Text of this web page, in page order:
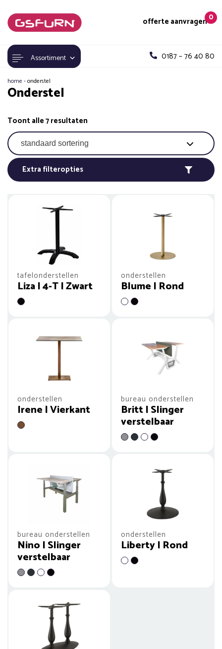
offerte aanvragen0
Assortiment 0187 – 76 40 80
home -onderstel
Onderstel
Toont alle 7 resultaten
Extra filteropties
tafelonderstellen
Liza | 4-T | Zwart
onderstellen
Blume | Rond
onderstellen
Irene | Vierkant
bureau onderstellen
Britt | Slinger
verstelbaar
bureau onderstellen
Nino | Slinger
verstelbaar
onderstellen
Liberty | Rond